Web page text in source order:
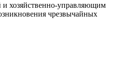
и хозяйственно-управляющим
чрезвычайных